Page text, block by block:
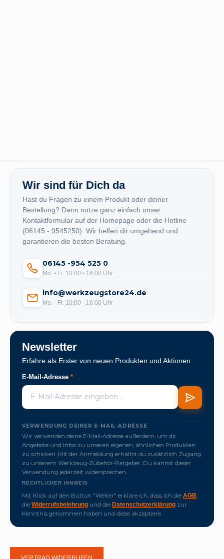
Wir sind für Dich da
Hast du Fragen zu einem Produkt oder deiner
Bestellung? Dann nutze ganz einfach unser
Kontaktformular auf der Homepage oder die Hotline
(06145 - 9545250). Wir helfen dir umgehend und
garantieren die besten Beratung.
06145 -954 525 0
Mo. - Fr. 10:00 - 16:00 Uhr
info@werkzeugstore24.de
Mo. - Fr. 10:00 - 16:00 Uhr
Newsletter
Erfahre als Erster von neuen Produkten und Aktionen
E-Mail-Adresse *
VERWENDUNG DEINER E-MAIL-ADRESSE
Wir verwenden deine E-Mail-Adresse außerdem, um dir
Angebote und Infos zu unseren eigenen, ähnlichen Produkten
zu schicken. Mit der Anmeldung erhältst du zusätzlich Zugang
zu unserem Werkzeug-Zubehör-Ratgeber. Du kannst dieser
Verwendung jederzeit widersprechen.
RECHTLICHER HINWEIS
Mit Klick auf den Button "Weiter" erkläre ich, dass ich die AGB
die Widerrufsbelehrung und die Datenschutzerklärung zur
Kenntnis genommen haben und diese akzeptiere.